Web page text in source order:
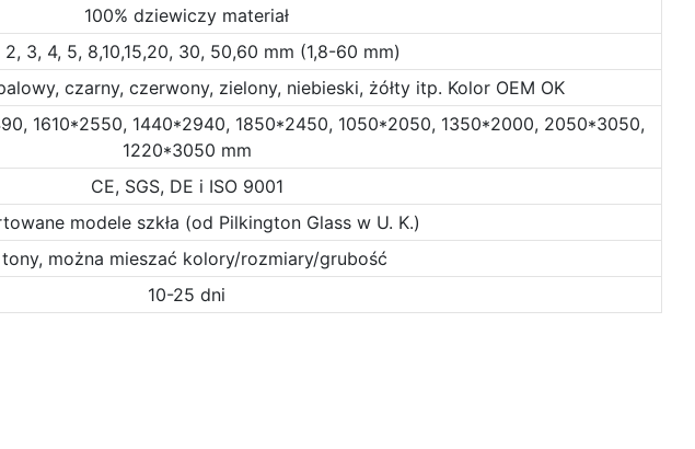
100% dziewiczy materiał
2, 3, 4, 5, 8,10,15,20, 30, 50,60 mm (1,8-60 mm)
czarny, czerwony, zielony, niebieski, żółty itp. Kolor OEM OK
1610*2550, 1440*2940, 1850*2450, 1050*2050, 1350*2000, 2050*3050,
1220*3050 mm
CE, SGS, DE i ISO 9001
modele szkła (od Pilkington Glass w U. K.)
można mieszać kolory/rozmiary/grubość
10-25 dni